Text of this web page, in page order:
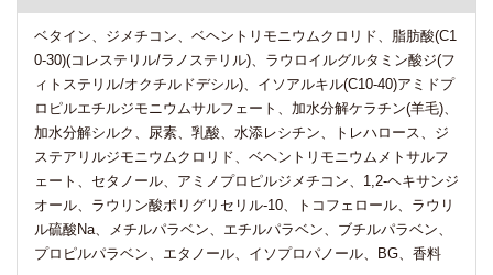
ベタイン、ジメチコン、ベヘントリモニウムクロリド、脂肪酸(C1
0-30)(コレステリル/ラノステリル)、ラウロイルグルタミン酸ジ(フ
ィトステリル/オクチルドデシル)、イソアルキル(C10-40)アミドプ
ロピルエチルジモニウムサルフェート、加水分解ケラチン(羊毛)、
加水分解シルク、尿素、乳酸、水添レシチン、トレハロース、ジ
ステアリルジモニウムクロリド、ベヘントリモニウムメトサルフ
ェート、セタノール、アミノプロピルジメチコン、1,2-ヘキサンジ
オール、ラウリン酸ポリグリセリル-10、トコフェロール、ラウリ
ル硫酸Na、メチルパラベン、エチルパラベン、ブチルパラベン、
プロピルパラベン、エタノール、イソプロパノール、BG、香料